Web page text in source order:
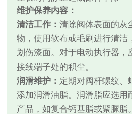
维护保养内容：
清洁工作：清除阀体表面的灰
物，使用软布或毛刷进行清洁
划伤漆面。对于电动执行器，
接线端子处的积尘。
润滑维护： 定期对阀杆螺纹、
添加润滑油脂。润滑脂应选用
产品，如复合钙基脂或聚脲脂